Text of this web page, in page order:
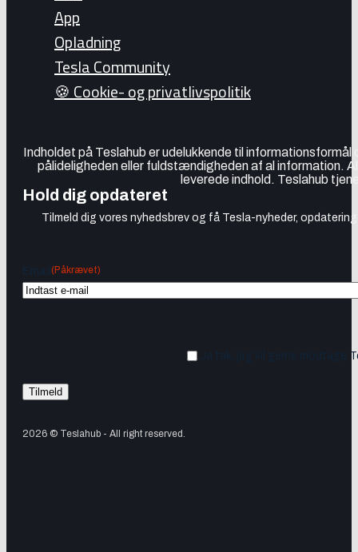
App
Opladning
Tesla Community
🍪 Cookie- og privatlivspolitik
Indholdet på Teslahub er udelukkende til
pålideligheden eller fuldstændigheden af al information.
leverede indhold. Teslahub
Hold dig opdateret
Tilmeld dig vores nyhedsbrev og få Tesla-nyheder,
(Påkrævet)
Ja tak, jeg vil gerne modtage
2026 © Teslahub - All right reserved.